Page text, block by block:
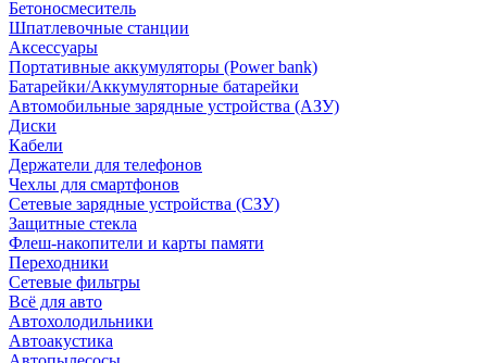
Бетоносмеситель
Шпатлевочные станции
Аксессуары
Портативные аккумуляторы (Power bank)
Батарейки/Аккумуляторные батарейки
Автомобильные зарядные устройства (АЗУ)
Диски
Кабели
Держатели для телефонов
Чехлы для смартфонов
Сетевые зарядные устройства (СЗУ)
Защитные стекла
Флеш-накопители и карты памяти
Переходники
Сетевые фильтры
Всё для авто
Автохолодильники
Автоакустика